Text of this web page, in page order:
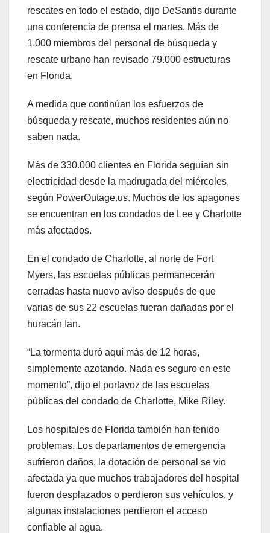
rescates en todo el estado, dijo DeSantis durante
una conferencia de prensa el martes. Más de
1.000 miembros del personal de búsqueda y
rescate urbano han revisado 79.000 estructuras
en Florida.
A medida que continúan los esfuerzos de
búsqueda y rescate, muchos residentes aún no
saben nada.
Más de 330.000 clientes en Florida seguían sin
electricidad desde la madrugada del miércoles,
según PowerOutage.us. Muchos de los apagones
se encuentran en los condados de Lee y Charlotte
más afectados.
En el condado de Charlotte, al norte de Fort
Myers, las escuelas públicas permanecerán
cerradas hasta nuevo aviso después de que
varias de sus 22 escuelas fueran dañadas por el
huracán Ian.
“La tormenta duró aquí más de 12 horas,
simplemente azotando. Nada es seguro en este
momento”, dijo el portavoz de las escuelas
públicas del condado de Charlotte, Mike Riley.
Los hospitales de Florida también han tenido
problemas. Los departamentos de emergencia
sufrieron daños, la dotación de personal se vio
afectada ya que muchos trabajadores del hospital
fueron desplazados o perdieron sus vehículos, y
algunas instalaciones perdieron el acceso
confiable al agua.